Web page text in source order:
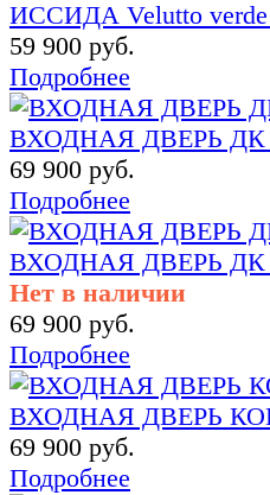
ИССИДА Velutto
59 900 руб.
Подробнее
ВХОДНАЯ ДВЕРЬ ДК
69 900 руб.
Подробнее
ВХОДНАЯ ДВЕРЬ
Нет в наличии
69 900 руб.
Подробнее
ВХОДНАЯ ДВЕРЬ
69 900 руб.
Подробнее